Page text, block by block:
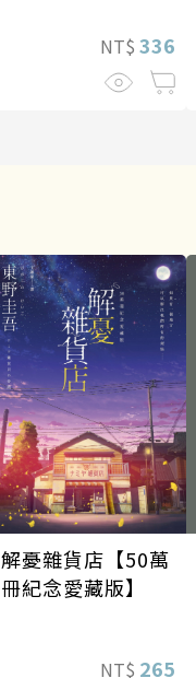
NT$ 336
解憂雜貨店【50萬
冊紀念愛藏版】
NT$ 265